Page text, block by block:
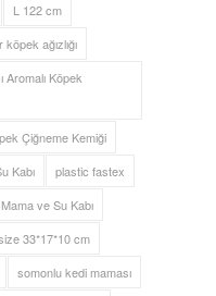
L 122 cm
ağızlığı
Aromalı Köpek
Çiğneme Kemiği
Kabı
plastic fastex
ve Su Kabı
33*17*10 cm
somonlu kedi maması